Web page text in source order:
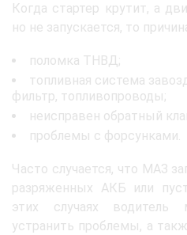
Когда стартер крутит, а
но не запускается, то
поломка ТНВД;
топливная система
фильтр, топливопроводы;
неисправен обратный
проблемы с форсунками.
Часто случается, что МАЗ
разряженных АКБ или
этих случаях водитель
устранить проблемы, а